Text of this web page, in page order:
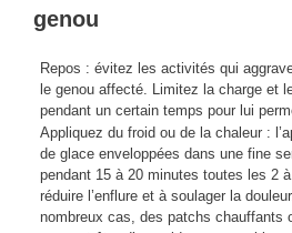
genou
Repos : évitez les activités qui
le genou affecté. Limitez la charge et
pendant un certain temps pour lui
Appliquez du froid ou de la chaleur :
de glace enveloppées dans une fine
pendant 15 à 20 minutes toutes les 2
réduire l’enflure et à soulager la
nombreux cas, des patchs chauffants